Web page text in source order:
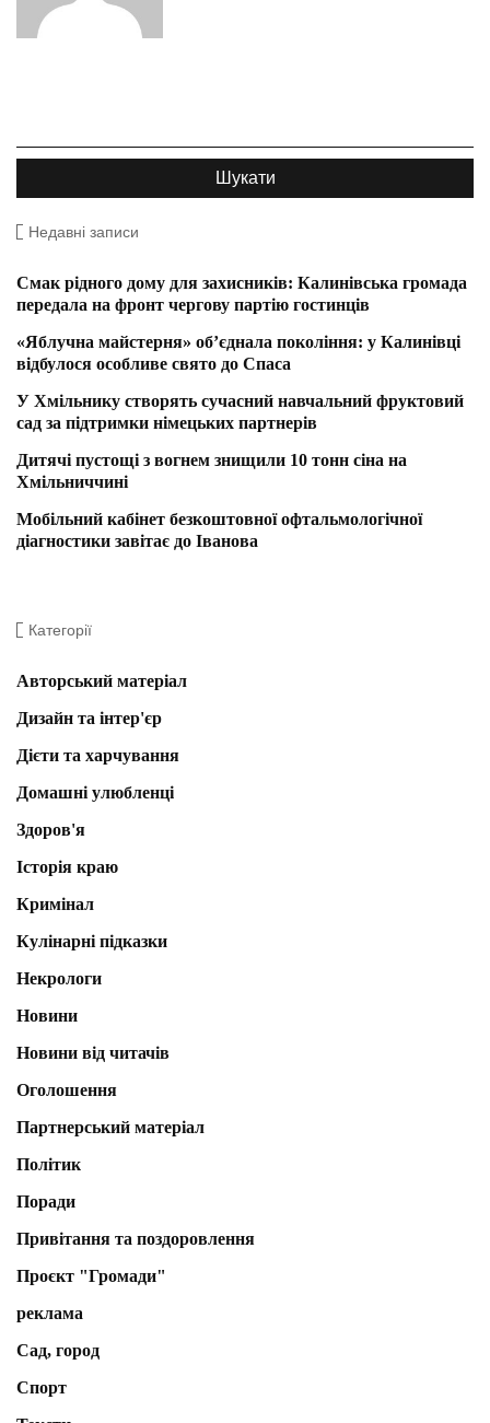
Недавні записи
Смак рідного дому для захисників: Калинівська громада
передала на фронт чергову партію гостинців
«Яблучна майстерня» об’єднала покоління: у Калинівці
відбулося особливе свято до Спаса
У Хмільнику створять сучасний навчальний фруктовий
сад за підтримки німецьких партнерів
Дитячі пустощі з вогнем знищили 10 тонн сіна на
Хмільниччині
Мобільний кабінет безкоштовної офтальмологічної
діагностики завітає до Іванова
Категорії
Авторський матеріал
Дизайн та інтер'єр
Дієти та харчування
Домашні улюбленці
Здоров'я
Історія краю
Кримінал
Кулінарні підказки
Некрологи
Новини
Новини від читачів
Оголошення
Партнерський матеріал
Політик
Поради
Привітання та поздоровлення
Проєкт "Громади"
реклама
Сад, город
Спорт